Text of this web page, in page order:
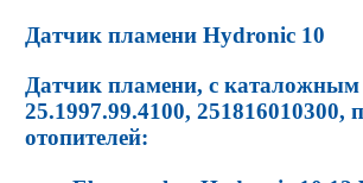
Датчик пламени Hydronic 10
Датчик пламени, с
25.1997.99.4100, 251816010300,
отопителей: